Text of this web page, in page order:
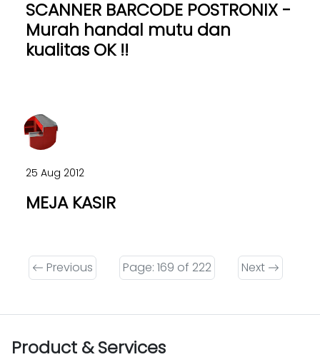
SCANNER BARCODE POSTRONIX -
Murah handal mutu dan
kualitas OK !!
25 Aug 2012
MEJA KASIR
Previous Page: 169 of 222 Next
Product & Services